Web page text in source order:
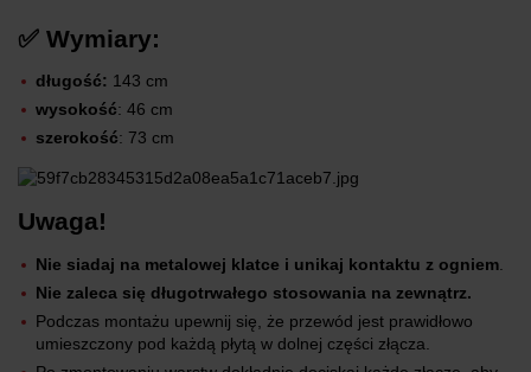
✅ Wymiary:
długość: 143 cm
wysokość: 46 cm
szerokość: 73 cm
Uwaga!
Nie siadaj na metalowej klatce i unikaj kontaktu z ogniem
Nie zaleca się długotrwałego stosowania na zewnątrz.
Podczas montażu upewnij się, że przewód jest prawidłowo
umieszczony pod każdą płytą w dolnej części złącza.